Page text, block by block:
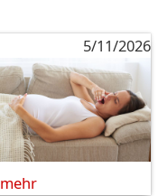
5/11/2026
mehr